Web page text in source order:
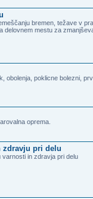
bremen, težave v
delovnem mestu za
obolenja, poklicne bolezni,
oprema.
zdravju pri delu
in zdravja pri delu